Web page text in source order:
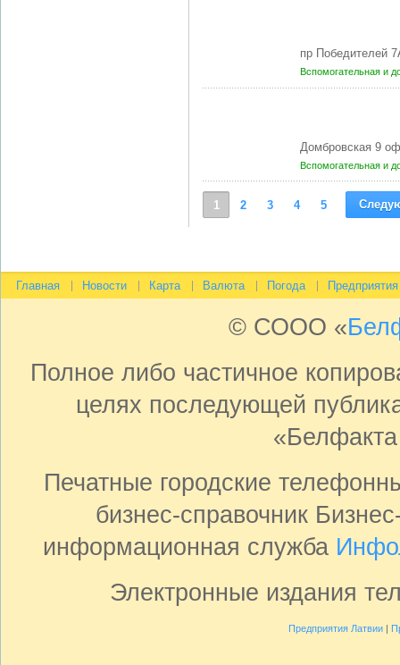
пр Победителей
Вспомогательная и
Домбровская 9
Вспомогательная и
1 2 3 4 5
Главная Новости Карта Валюта Погода Предприятия
© СООО «
Полное либо частичное
целях последующей
Печатные городские
бизнес-справочник
информационная служба
Электронные издания
Предприятия Латвии|